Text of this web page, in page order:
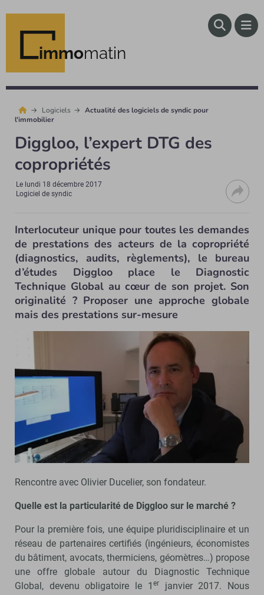
immomatin
Logiciels
Actualité des logiciels de syndic pour
l'immobilier
Diggloo, l’expert DTG des
copropriétés
Le lundi 18 décembre 2017
Logiciel de syndic
Interlocuteur unique pour toutes les demandes
de prestations des acteurs de la copropriété
(diagnostics, audits, règlements), le bureau
d’études Diggloo place le Diagnostic
Technique Global au cœur de son projet. Son
originalité ? Proposer une approche globale
mais des prestations sur-mesure
Rencontre avec Olivier Ducelier, son fondateur.
Quelle est la particularité de Diggloo sur le marché ?
Pour la première fois, une équipe pluridisciplinaire et un
réseau de partenaires certifiés (ingénieurs, économistes
du bâtiment, avocats, thermiciens, géomètres…) propose
une offre globale autour du Diagnostic Technique
Global, devenu obligatoire le 1 erjanvier 2017. Nous